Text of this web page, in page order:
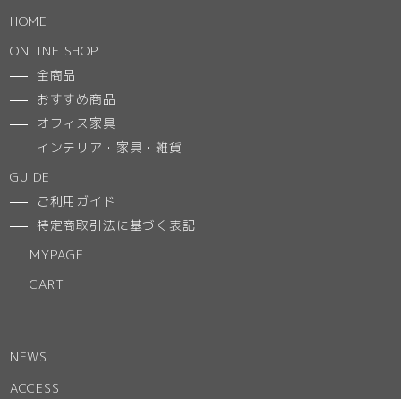
HOME
ONLINE SHOP
全商品
おすすめ商品
オフィス家具
インテリア・家具・雑貨
GUIDE
ご利用ガイド
特定商取引法に基づく表記
MYPAGE
CART
NEWS
ACCESS